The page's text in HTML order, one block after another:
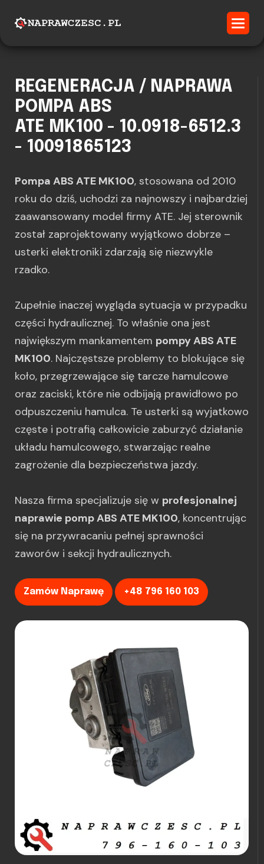
REGENERACJA / NAPRAWA
POMPA ABS
ATE MK100 - 10.0918-6512.3
- 10091865123
Pompa ABS ATE MK100, stosowana od 2010
roku do dziś, uchodzi za najnowszy i najbardziej
zaawansowany model firmy ATE. Jej sterownik
został zaprojektowany wyjątkowo dobrze –
usterki elektroniki zdarzają się niezwykle
rzadko.
Zupełnie inaczej wygląda sytuacja w przypadku
części hydraulicznej. To właśnie ona jest
największym mankamentem pompy ABS ATE
MK100. Najczęstsze problemy to blokujące się
koło, przegrzewające się tarcze hamulcowe
oraz zaciski, które nie odbijają prawidłowo po
odpuszczeniu hamulca. Te usterki są wyjatkowo
częste i potrafią całkowicie zaburzyć działanie
układu hamulcowego, stwarzając realne
zagrożenie dla bezpieczeństwa jazdy.
Nasza firma specjalizuje się w profesjonalnej
naprawie pomp ABS ATE MK100, koncentrując
się na przywracaniu pełnej sprawności
zaworów i sekcji hydraulicznych.
Zamów Naprawę +48 796 160 103